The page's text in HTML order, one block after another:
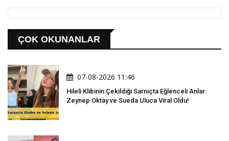
ÇOK OKUNANLAR
07-08-2026 11:46
Hileli Klibinin Çekildiği Sarnıçta Eğlenceli Anlar:
Zeynep Oktay ve Sueda Uluca Viral Oldu!